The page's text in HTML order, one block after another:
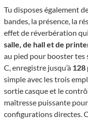
Tu disposes également
bandes, la présence, la
effet de réverbération
salle, de hall et de
au pied pour booster tes
C, enregistre jusqu’à 128
simple avec les trois
sortie casque et le
maîtresse puissante
configurations directes.